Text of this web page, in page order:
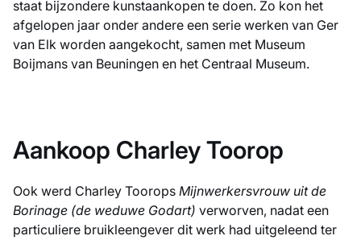
staat bijzondere kunstaankopen te doen. Zo kon het
afgelopen jaar onder andere een serie werken van Ger
van Elk worden aangekocht, samen met Museum
Boijmans van Beuningen en het Centraal Museum.
Aankoop Charley Toorop
Ook werd Charley Toorops Mijnwerkersvrouw uit de
Borinage (de weduwe Godart) verworven, nadat een
particuliere bruikleengever dit werk had uitgeleend ter